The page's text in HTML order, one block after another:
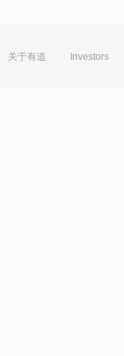
关于有道 Investors